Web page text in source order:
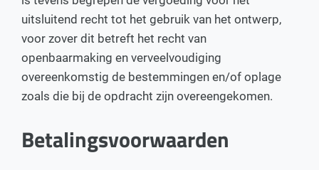
uitsluitend recht tot het gebruik van het ontwerp,
voor zover dit betreft het recht van
openbaarmaking en verveelvoudiging
overeenkomstig de bestemmingen en/of oplage
zoals die bij de opdracht zijn overeengekomen.
Betalingsvoorwaarden